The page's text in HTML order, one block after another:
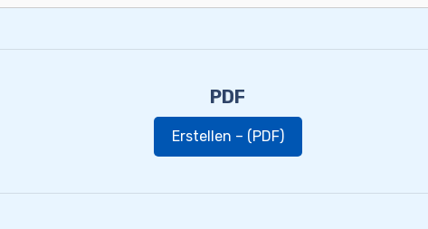
PDF
Erstellen – (PDF)